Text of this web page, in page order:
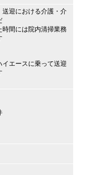
迎における介護・介
時間には院内清掃業務
エースに乗って送迎